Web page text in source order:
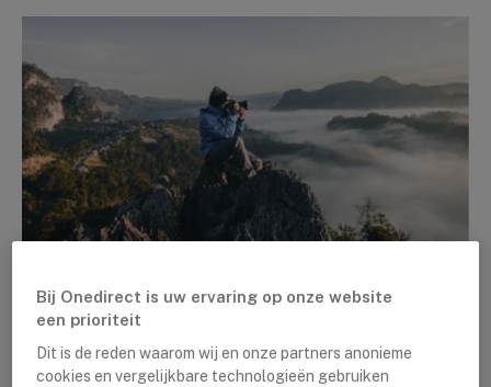
Motorola Defy Satellite: Communiceer
Overal Via Satelliet!
25 augustus 2023
Bij Onedirect is uw ervaring op onze website
een prioriteit
Dit is de reden waarom wij en onze partners anonieme
cookies en vergelijkbare technologieën gebruiken